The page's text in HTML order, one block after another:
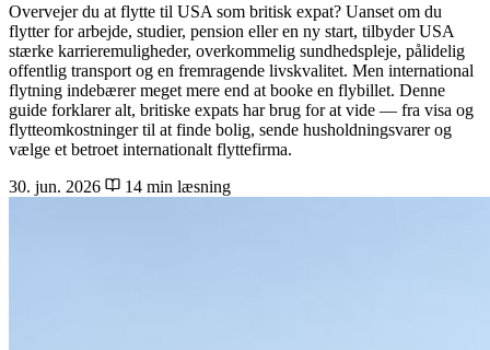
Overvejer du at flytte til USA som britisk expat? Uanset om du
flytter for arbejde, studier, pension eller en ny start, tilbyder USA
stærke karrieremuligheder, overkommelig sundhedspleje, pålidelig
offentlig transport og en fremragende livskvalitet. Men international
flytning indebærer meget mere end at booke en flybillet. Denne
guide forklarer alt, britiske expats har brug for at vide — fra visa og
flytteomkostninger til at finde bolig, sende husholdningsvarer og
vælge et betroet internationalt flyttefirma.
30. jun. 2026
14 min læsning